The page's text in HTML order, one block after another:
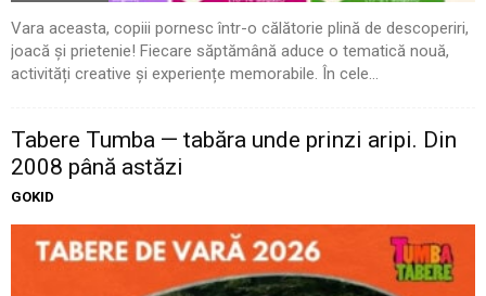
Vara aceasta, copiii pornesc într-o călătorie plină de descoperiri,
joacă și prietenie! Fiecare săptămână aduce o tematică nouă,
activități creative și experiențe memorabile. În cele...
Tabere Tumba — tabăra unde prinzi aripi. Din
2008 până astăzi
GOKID